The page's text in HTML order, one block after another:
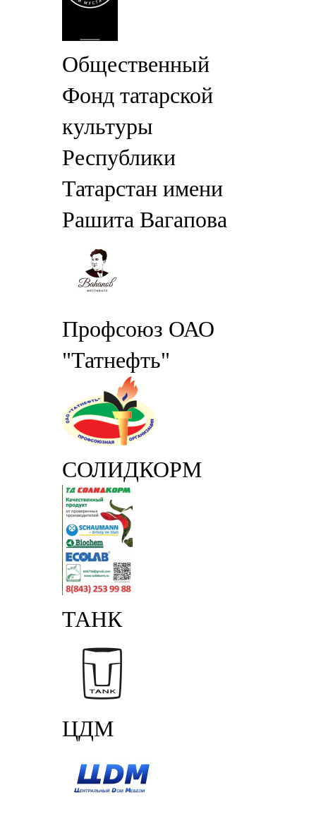
Общественный
Фонд татарской
культуры
Республики
Татарстан имени
Рашита Вагапова
Профсоюз ОАО
"Татнефть"
СОЛИДКОРМ
ТАНК
ЦДМ